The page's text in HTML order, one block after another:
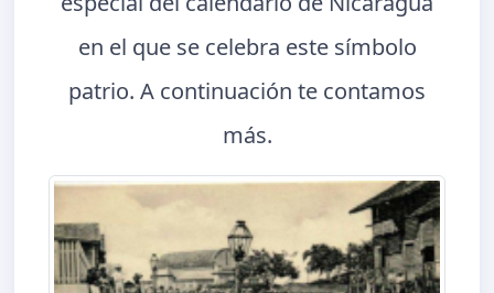
en el que se celebra este símbolo
patrio. A continuación te contamos
más.